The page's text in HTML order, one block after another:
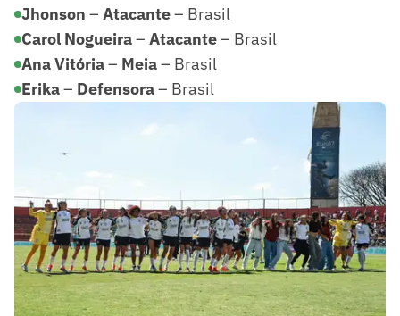
Jhonson – Atacante– Brasil
Carol Nogueira– Atacante– Brasil
Ana Vitória– Meia– Brasil
Erika– Defensora– Brasil